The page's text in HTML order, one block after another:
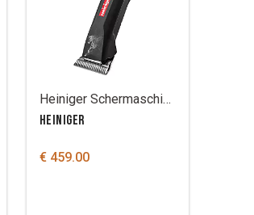
Heiniger Schermaschine Saphir horse Kopf #10WF 2 Akku
HEINIGER
€ 459.00